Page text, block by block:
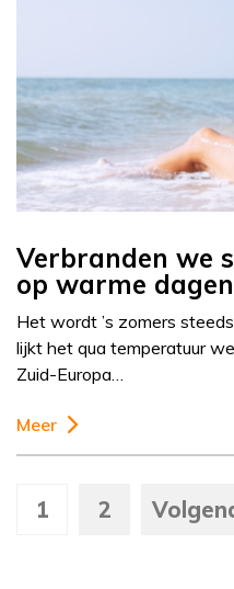
Verbranden we
op warme
Het wordt ’s zomers
lijkt het qua temperatuur
Zuid-Europa…
Meer
1 2